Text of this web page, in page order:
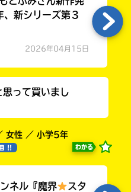
、新シリーズ第３
2026年04月15日
って買いまし
女性 ／ 小学5年
!! わかる
ネル『魔界
スタ